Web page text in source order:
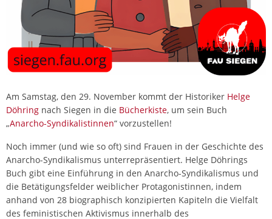
Am Samstag, den 29. November kommt der Historiker Helge
Döhring nach Siegen in die Bücherkiste, um sein Buch
„Anarcho-Syndikalistinnen“ vorzustellen!
Noch immer (und wie so oft) sind Frauen in der Geschichte des
Anarcho-Syndikalismus unterrepräsentiert. Helge Döhrings
Buch gibt eine Einführung in den Anarcho-Syndikalismus und
die Betätigungsfelder weiblicher Protagonistinnen, indem
anhand von 28 biographisch konzipierten Kapiteln die Vielfalt
des feministischen Aktivismus innerhalb des